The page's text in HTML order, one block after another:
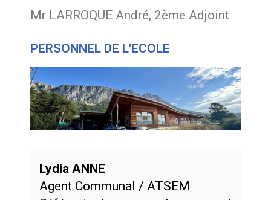
Mr LARROQUE André, 2ème Adjoint
PERSONNEL DE L'ECOLE
Lydia ANNE
Agent Communal / ATSEM